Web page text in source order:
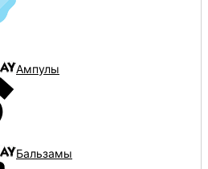
Ампулы
Бальзамы